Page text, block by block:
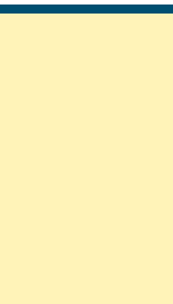
page page page page